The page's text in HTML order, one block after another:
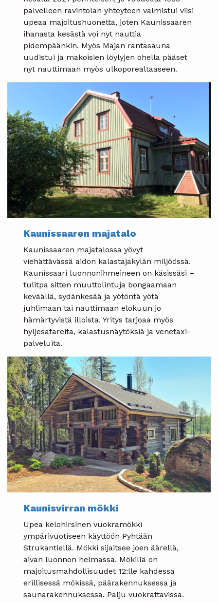
palvelleen ravintolan yhteyteen valmistui viisi
upeaa majoitushuonetta, joten Kaunissaaren
ihanasta kesästä voi nyt nauttia
pidempäänkin. Myös Majan rantasauna
uudistui ja makoisien löylyjen ohella pääset
nyt nauttimaan myös ulkoporealtaaseen.
Kaunissaaren majatalo
Kaunissaaren majatalossa yövyt
viehättävässä aidon kalastajakylän miljöössä.
Kaunissaari luonnonihmeineen on käsissäsi –
tulitpa sitten muuttolintuja bongaamaan
keväällä, sydänkesää ja yötöntä yötä
juhlimaan tai nauttimaan elokuun jo
hämärtyvistä illoista. Yritys tarjoaa myös
hyljesafareita, kalastusnäytöksiä ja venetaxi-
palveluita.
Kaunisvirran mökki
Upea kelohirsinen vuokramökki
ympärivuotiseen käyttöön Pyhtään
Strukantiellä. Mökki sijaitsee joen äärellä,
aivan luonnon helmassa. Mökillä on
majoitusmahdollisuudet 12:lle kahdessa
erillisessä mökissä, päärakennuksessa ja
saunarakennuksessa. Palju vuokrattavissa.